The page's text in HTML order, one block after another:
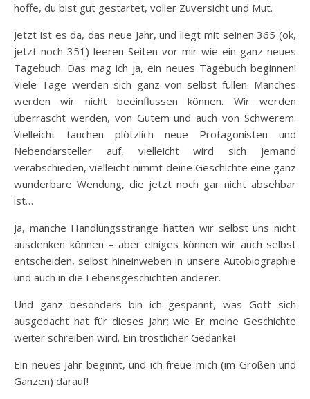
hoffe, du bist gut gestartet, voller Zuversicht und Mut.
Jetzt ist es da, das neue Jahr, und liegt mit seinen 365 (ok,
jetzt noch 351) leeren Seiten vor mir wie ein ganz neues
Tagebuch. Das mag ich ja, ein neues Tagebuch beginnen!
Viele Tage werden sich ganz von selbst füllen. Manches
werden wir nicht beeinflussen können. Wir werden
überrascht werden, von Gutem und auch von Schwerem.
Vielleicht tauchen plötzlich neue Protagonisten und
Nebendarsteller auf, vielleicht wird sich jemand
verabschieden, vielleicht nimmt deine Geschichte eine ganz
wunderbare Wendung, die jetzt noch gar nicht absehbar
ist…
Ja, manche Handlungsstränge hätten wir selbst uns nicht
ausdenken können – aber einiges können wir auch selbst
entscheiden, selbst hineinweben in unsere Autobiographie
und auch in die Lebensgeschichten anderer.
Und ganz besonders bin ich gespannt, was Gott sich
ausgedacht hat für dieses Jahr; wie Er meine Geschichte
weiter schreiben wird. Ein tröstlicher Gedanke!
Ein neues Jahr beginnt, und ich freue mich (im Großen und
Ganzen) darauf!